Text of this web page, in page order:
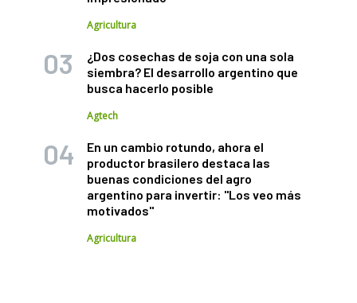
Agricultura
¿Dos cosechas de soja con una sola
siembra? El desarrollo argentino que
busca hacerlo posible
Agtech
En un cambio rotundo, ahora el
productor brasilero destaca las
buenas condiciones del agro
argentino para invertir: "Los veo más
motivados"
Agricultura